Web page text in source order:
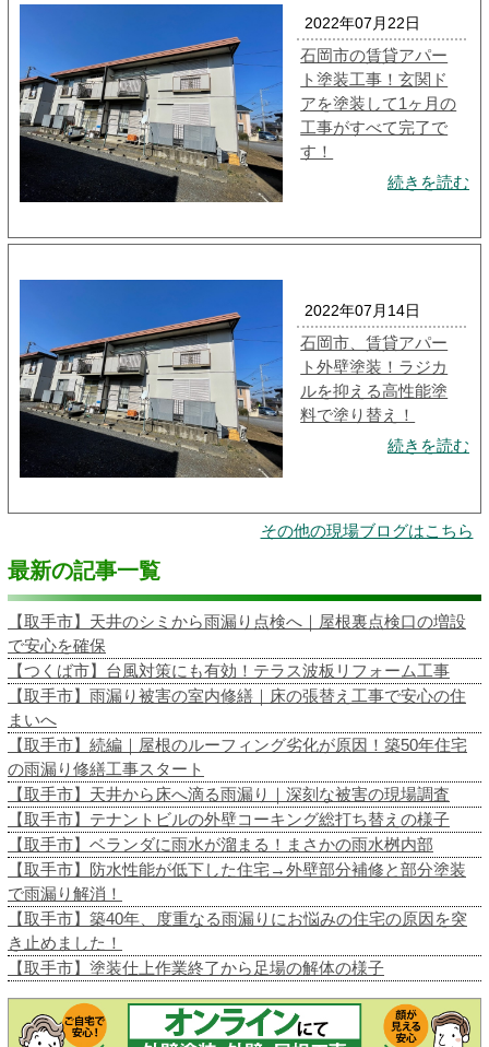
2022年07月22日
石岡市の賃貸アパー
ト塗装工事！玄関ド
アを塗装して1ヶ月の
工事がすべて完了で
す！
続きを読む
2022年07月14日
石岡市、賃貸アパー
ト外壁塗装！ラジカ
ルを抑える高性能塗
料で塗り替え！
続きを読む
その他の現場ブログはこちら
最新の記事一覧
【取手市】天井のシミから雨漏り点検へ｜屋根裏点検口の増設
で安心を確保
【つくば市】台風対策にも有効！テラス波板リフォーム工事
【取手市】雨漏り被害の室内修繕｜床の張替え工事で安心の住
まいへ
【取手市】続編｜屋根のルーフィング劣化が原因！築50年住宅
の雨漏り修繕工事スタート
【取手市】天井から床へ滴る雨漏り｜深刻な被害の現場調査
【取手市】テナントビルの外壁コーキング総打ち替えの様子
【取手市】ベランダに雨水が溜まる！まさかの雨水桝内部
【取手市】防水性能が低下した住宅→外壁部分補修と部分塗装
で雨漏り解消！
【取手市】築40年、度重なる雨漏りにお悩みの住宅の原因を突
き止めました！
【取手市】塗装仕上作業終了から足場の解体の様子